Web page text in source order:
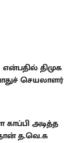
திமுக
செயலாளர்
காப்பி அடித்த
த.வெ.க